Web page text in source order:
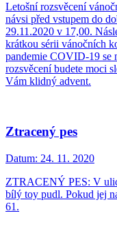
Letošní rozsvěcení
návsi před vstupem do
29.11.2020 v 17,00.
krátkou sérii vánočních
pandemie COVID-19 se
rozsvěcení budete moci
Vám klidný advent.
Ztracený pes
Datum: 24. 11. 2020
ZTRACENÝ PES: V
bílý toy pudl. Pokud jej
61.